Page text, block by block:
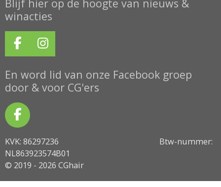
Blijf hier op de hoogte van nieuws &
winacties
F
a
c
e
b
o
o
k
I
n
s
t
a
m
En word lid van onze Facebook groep
door & voor CG'ers
F
a
c
e
b
o
KVK: 86297236 Btw-nummer:
NL863923574B01
© 2019 - 2026 CGhair